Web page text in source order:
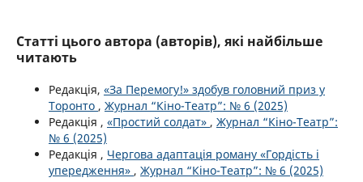
Статті цього автора (авторів), які найбільше
читають
Редакція, «За Перемогу!» здобув головний приз у
Торонто , Журнал “Кіно-Театр”: № 6 (2025)
Редакція , «Простий солдат» , Журнал “Кіно-Театр”:
№ 6 (2025)
Редакція , Чергова адаптація роману «Гордість і
упередження» , Журнал “Кіно-Театр”: № 6 (2025)